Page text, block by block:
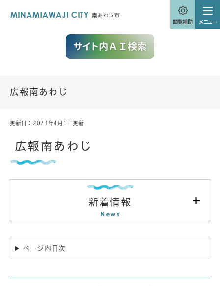
広報南あわじ
本
更新日：2023年4月1日更新
広報南あわじ
新着情報
ページ内目次